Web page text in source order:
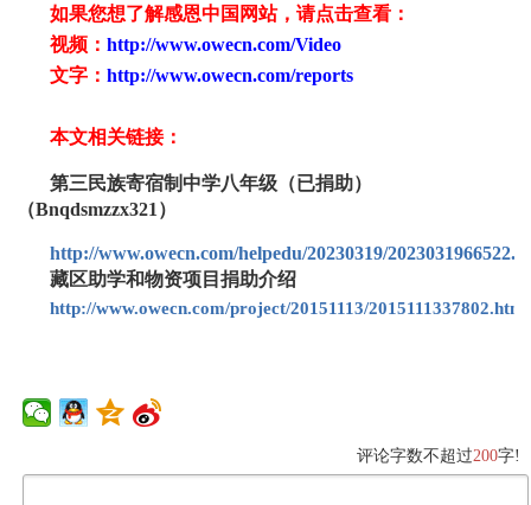
如果您想了解感恩中国网站，请点击查看：
视频： http://www.owecn.com/Video
文字： http://www.owecn.com/reports
本文相关链接：
第三民族寄宿制中学八年级（已捐助）
（Bnqdsmzzx321）
http://www.owecn.com/helpedu/20230319/
藏区助学和物资项目捐助介绍
http://www.owecn.com/project/20151113/2015111337802.html
评论字数不超过200字!